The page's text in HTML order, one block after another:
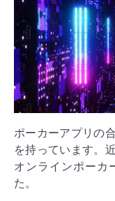
ポーカーアプリの
を持っています。
オンラインポーカ
た。